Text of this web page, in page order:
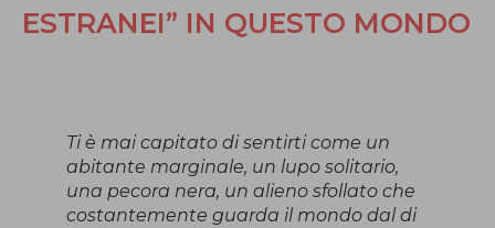
ESTRANEI” IN QUESTO MONDO
Ti è mai capitato di sentirti come un
abitante marginale, un lupo solitario,
una pecora nera, un alieno sfollato che
costantemente guarda il mondo dal di